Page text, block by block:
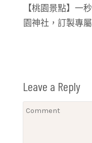
【桃園景點】一
園神社，訂製專
Leave a Reply